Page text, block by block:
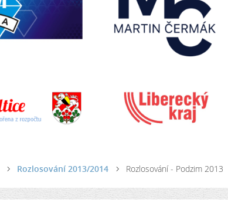
Rozlosování 2013/2014 Rozlosování - Podzim 2013